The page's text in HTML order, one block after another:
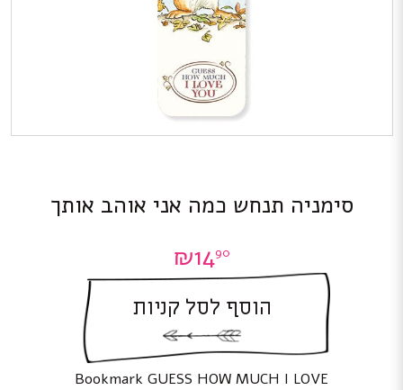
סימניה תנחש כמה אני אוהב אותך
₪1490
הוסף לסל קניות
Bookmark GUESS HOW MUCH I LOVE